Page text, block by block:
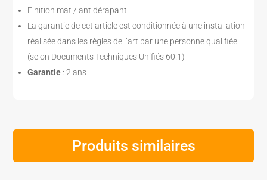
Finition mat / antidérapant
La garantie de cet article est conditionnée à une installation
réalisée dans les règles de l’art par une personne qualifiée
(selon Documents Techniques Unifiés 60.1)
Garantie : 2 ans
Produits similaires